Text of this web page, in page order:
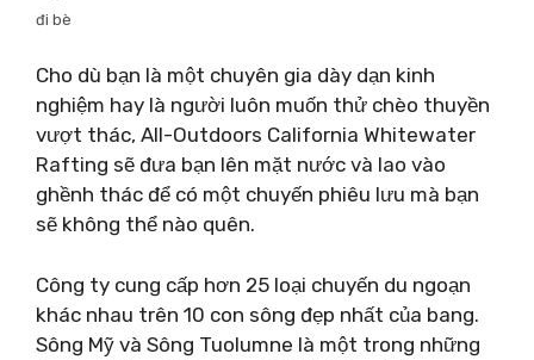
đi bè
Cho dù bạn là một chuyên gia dày dạn kinh
nghiệm hay là người luôn muốn thử chèo thuyền
vượt thác, All-Outdoors California Whitewater
Rafting sẽ đưa bạn lên mặt nước và lao vào
ghềnh thác để có một chuyến phiêu lưu mà bạn
sẽ không thể nào quên.
Công ty cung cấp hơn 25 loại chuyến du ngoạn
khác nhau trên 10 con sông đẹp nhất của bang.
Sông Mỹ và Sông Tuolumne là một trong những